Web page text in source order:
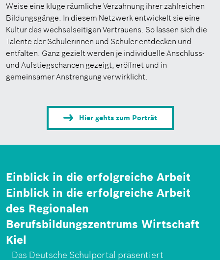
Weise eine kluge räumliche Verzahnung ihrer zahlreichen
Bildungsgänge. In diesem Netzwerk entwickelt sie eine
Kultur des wechselseitigen Vertrauens. So lassen sich die
Talente der Schülerinnen und Schüler entdecken und
entfalten. Ganz gezielt werden je individuelle Anschluss-
und Aufstiegschancen gezeigt, eröffnet und in
gemeinsamer Anstrengung verwirklicht.
Hier gehts zum Porträt
Einblick in die erfolgreiche Arbeit
Einblick in die erfolgreiche Arbeit
des Regionalen
Berufsbildungszentrums Wirtschaft
Kiel
Das Deutsche Schulportal präsentiert